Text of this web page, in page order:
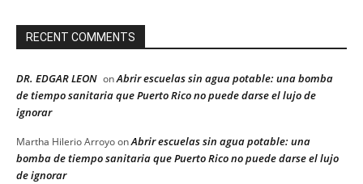
RECENT COMMENTS
DR. EDGAR LEON onAbrir escuelas sin agua potable: una bomba
de tiempo sanitaria que Puerto Rico no puede darse el lujo de
ignorar
Martha Hilerio ArroyoonAbrir escuelas sin agua potable: una
bomba de tiempo sanitaria que Puerto Rico no puede darse el lujo
de ignorar